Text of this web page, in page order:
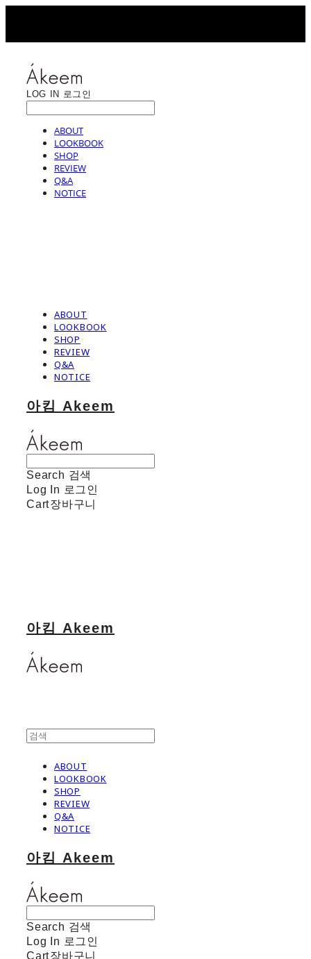
LOG IN 로그인
ABOUT
LOOKBOOK
SHOP
REVIEW
Q&A
NOTICE
ABOUT
LOOKBOOK
SHOP
REVIEW
Q&A
NOTICE
아킴 Akeem
Search 검색
Log In 로그인
Cart장바구니
아킴 Akeem
ABOUT
LOOKBOOK
SHOP
REVIEW
Q&A
NOTICE
아킴 Akeem
Search 검색
Log In 로그인
Cart장바구니